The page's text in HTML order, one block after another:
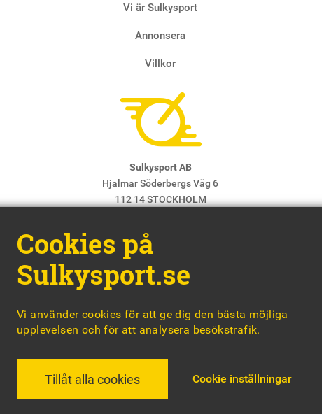
Vi är Sulkysport
Annonsera
Villkor
Sulkysport AB
Hjalmar Söderbergs Väg 6
112 14 STOCKHOLM
Chefredaktör & ansvarig utgivare:
Cookies på
Sulkysport.se
Vi använder cookies för att ge dig den bästa möjliga
upplevelsen och för att analysera besökstrafik.
Tillåt alla cookies Cookie inställningar